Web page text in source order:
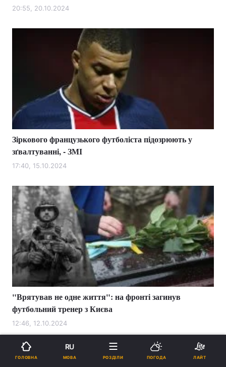
20:55, 20.10.2024
Зіркового французького футболіста підозрюють у
зґвалтуванні, - ЗМІ
17:40, 15.10.2024
"Врятував не одне життя": на фронті загинув
футбольний тренер з Києва
12:46, 12.10.2024
ГОЛОВНА
RU
МОВА РОЗДІЛИ ПОГОДА ЛАЙТ